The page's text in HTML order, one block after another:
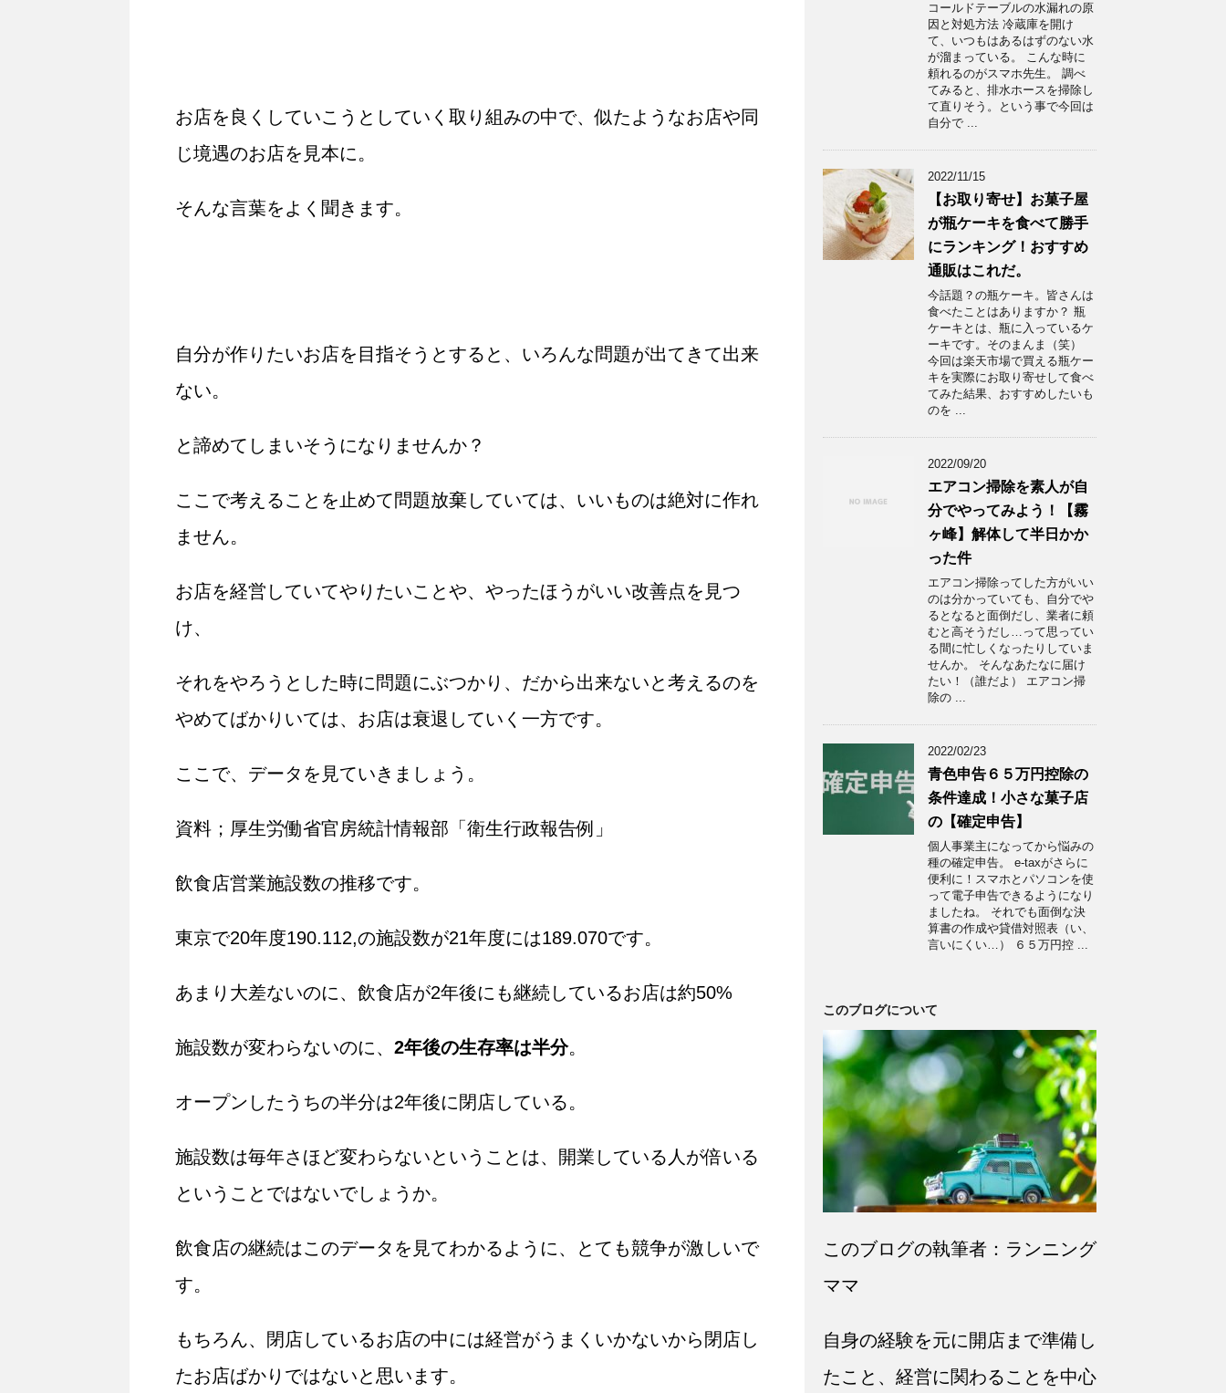
お店を良くしていこうとしていく取り組みの中で、似たようなお店や同
じ境遇のお店を見本に。
そんな言葉をよく聞きます。
自分が作りたいお店を目指そうとすると、いろんな問題が出てきて出来
ない。
と諦めてしまいそうになりませんか？
ここで考えることを止めて問題放棄していては、いいものは絶対に作れ
ません。
お店を経営していてやりたいことや、やったほうがいい改善点を見つ
け、
それをやろうとした時に問題にぶつかり、だから出来ないと考えるのを
やめてばかりいては、お店は衰退していく一方です。
ここで、データを見ていきましょう。
資料；厚生労働省官房統計情報部「衛生行政報告例」
飲食店営業施設数の推移です。
東京で20年度190.112,の施設数が21年度には189.070です。
あまり大差ないのに、飲食店が2年後にも継続しているお店は約50%
施設数が変わらないのに、 2年後の生存率は半分。
オープンしたうちの半分は2年後に閉店している。
施設数は毎年さほど変わらないということは、開業している人が倍いる
ということではないでしょうか。
飲食店の継続はこのデータを見てわかるように、とても競争が激しいで
す。
もちろん、閉店しているお店の中には経営がうまくいかないから閉店し
たお店ばかりではないと思います。
コールドテーブルの水漏れの原
因と対処方法 冷蔵庫を開け
て、いつもはあるはずのない水
が溜まっている。 こんな時に
頼れるのがスマホ先生。 調べ
てみると、排水ホースを掃除し
て直りそう。という事で今回は
自分で ...
2022/11/15
【お取り寄せ】お菓子屋
が瓶ケーキを食べて勝手
にランキング！おすすめ
通販はこれだ。
今話題？の瓶ケーキ。皆さんは
食べたことはありますか？ 瓶
ケーキとは、瓶に入っているケ
ーキです。そのまんま（笑）
今回は楽天市場で買える瓶ケー
キを実際にお取り寄せして食べ
てみた結果、おすすめしたいも
のを ...
2022/09/20
エアコン掃除を素人が自
分でやってみよう！【霧
ヶ峰】解体して半日かか
った件
エアコン掃除ってした方がいい
のは分かっていても、自分でや
るとなると面倒だし、業者に頼
むと高そうだし…って思ってい
る間に忙しくなったりしていま
せんか。 そんなあたなに届け
たい！（誰だよ） エアコン掃
除の ...
2022/02/23
青色申告６５万円控除の
条件達成！小さな菓子店
の【確定申告】
個人事業主になってから悩みの
種の確定申告。 e-taxがさらに
便利に！スマホとパソコンを使
って電子申告できるようになり
ましたね。 それでも面倒な決
算書の作成や貸借対照表（い、
言いにくい…） ６５万円控 ...
このブログについて
このブログの執筆者：ランニング
ママ
自身の経験を元に開店まで準備し
たこと、経営に関わることを中心